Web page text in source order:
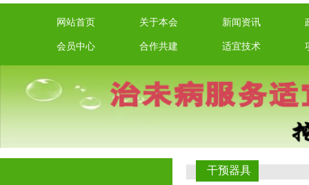
网站首页 关于本会 新闻资讯
会员中心 合作共建 适宜技术
干预器具